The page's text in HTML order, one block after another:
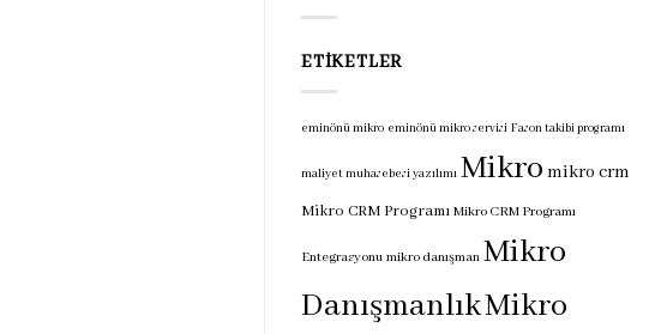
ETIKETLER
eminönü mikro eminönü mikro servisi Fason takibi programı
maliyet muhasebesi yazılımı Mikro mikro crm
Mikro CRM Programı Mikro CRM Programı
Entegrasyonu mikro danışman Mikro
DanışmanlıkMikro